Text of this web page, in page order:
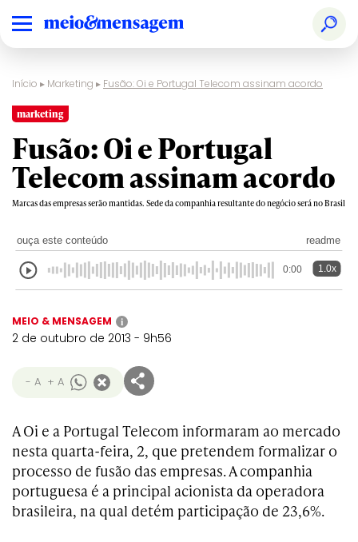
Início ▸ Marketing ▸ Fusão: Oi e Portugal Telecom assinam acordo
marketing
Fusão: Oi e Portugal
Telecom assinam acordo
Marcas das empresas serão mantidas. Sede da companhia resultante do negócio será no Brasil
ouça este conteúdo readme
0:00 1.0x
MEIO & MENSAGEM i
2 de outubro de 2013 - 9h56
- A + A
A Oi e a Portugal Telecom informaram ao mercado
nesta quarta-feira, 2, que pretendem formalizar o
processo de fusão das empresas. A companhia
portuguesa é a principal acionista da operadora
brasileira, na qual detém participação de 23,6%.